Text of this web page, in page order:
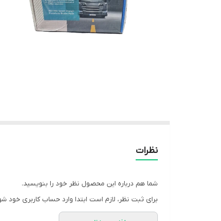
نظرات
شما هم درباره این محصول نظر خود را بنویسید.
برای ثبت نظر، لازم است ابتدا وارد حساب کاربری خود